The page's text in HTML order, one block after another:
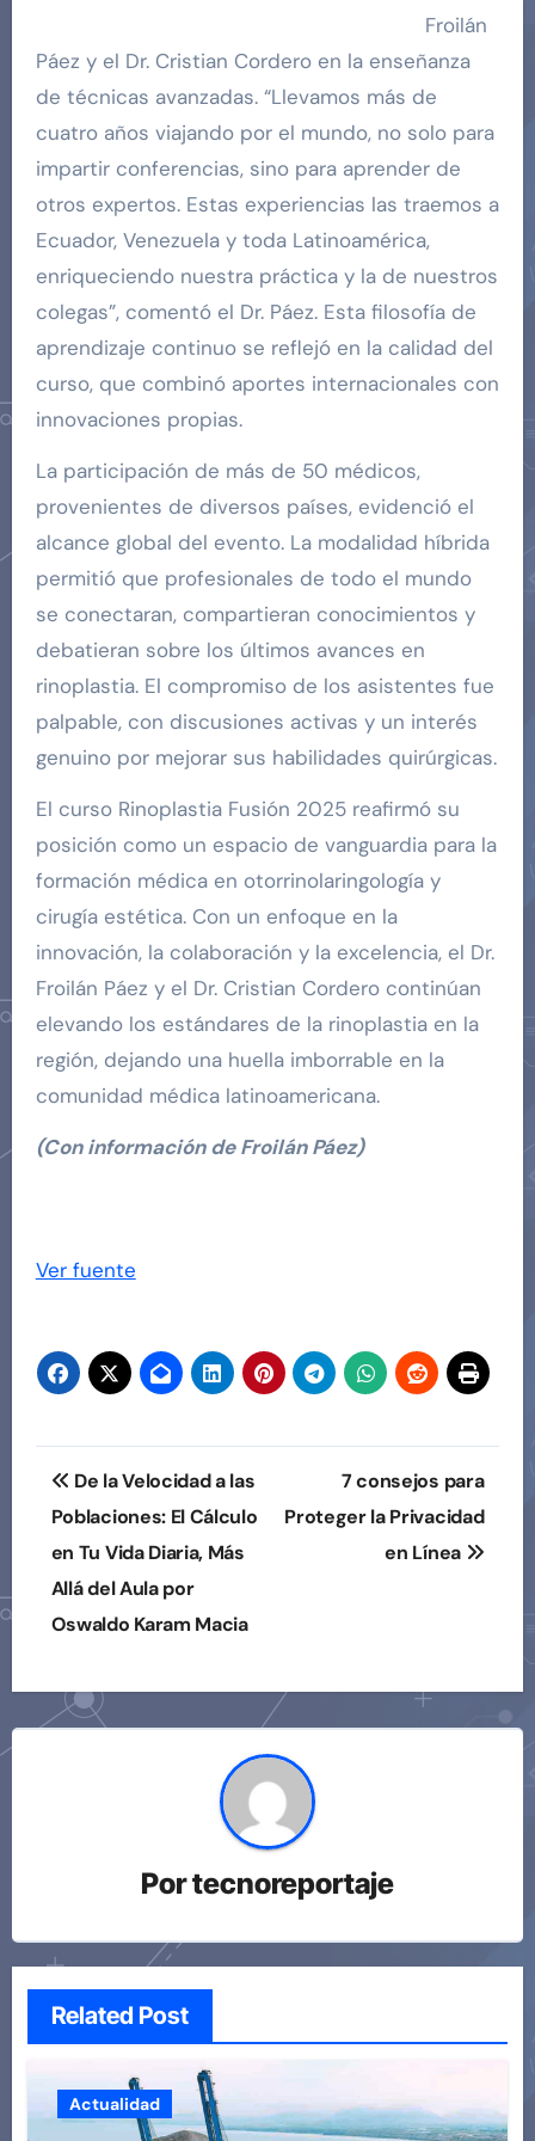
Froilán
Páez y el Dr. Cristian Cordero en la enseñanza
de técnicas avanzadas. “Llevamos más de
cuatro años viajando por el mundo, no solo para
impartir conferencias, sino para aprender de
otros expertos. Estas experiencias las traemos a
Ecuador, Venezuela y toda Latinoamérica,
enriqueciendo nuestra práctica y la de nuestros
colegas”, comentó el Dr. Páez. Esta filosofía de
aprendizaje continuo se reflejó en la calidad del
curso, que combinó aportes internacionales con
innovaciones propias.
La participación de más de 50 médicos,
provenientes de diversos países, evidenció el
alcance global del evento. La modalidad híbrida
permitió que profesionales de todo el mundo
se conectaran, compartieran conocimientos y
debatieran sobre los últimos avances en
rinoplastia. El compromiso de los asistentes fue
palpable, con discusiones activas y un interés
genuino por mejorar sus habilidades quirúrgicas.
El curso Rinoplastia Fusión 2025 reafirmó su
posición como un espacio de vanguardia para la
formación médica en otorrinolaringología y
cirugía estética. Con un enfoque en la
innovación, la colaboración y la excelencia, el Dr.
Froilán Páez y el Dr. Cristian Cordero continúan
elevando los estándares de la rinoplastia en la
región, dejando una huella imborrable en la
comunidad médica latinoamericana.
(Con información de Froilán Páez)
de
Ver fuente
Navegación
de
entradas
De la Velocidad a las
Poblaciones: El Cálculo
en Tu Vida Diaria, Más
Allá del Aula por
Oswaldo Karam Macia
7 consejos para
Proteger la Privacidad
en Línea
Portecnoreportaje
Related Post
Actualidad